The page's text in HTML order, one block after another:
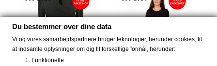
Du bestemmer over dine data
Vi og vores samarbejdspartnere bruger teknologier, herunder cookies, til
at indsamle oplysninger om dig til forskellige formål, herunder:
Funktionelle